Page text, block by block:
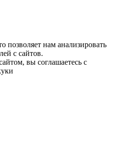
позволяет нам анализировать
с сайтов.
вы соглашаетесь с